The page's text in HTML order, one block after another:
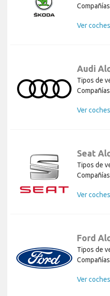
Ver
Audi
Tipos de
Ver
Seat
Tipos de
Ver
Ford
Tipos de
Ver